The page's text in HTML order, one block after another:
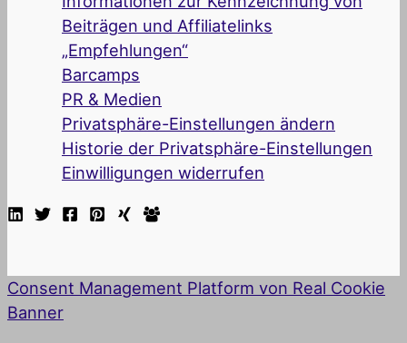
Beiträgen und Affiliatelinks
„Empfehlungen“
Barcamps
PR & Medien
Privatsphäre-Einstellungen ändern
Historie der Privatsphäre-Einstellungen
Einwilligungen widerrufen
Consent Management Platform von Real Cookie
Banner